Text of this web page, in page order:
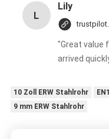
L
Lily
"Great value
arrived
10 Zoll ERW Stahlrohr
9 mm ERW Stahlrohr